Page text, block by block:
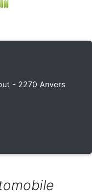
- 2270 Anvers